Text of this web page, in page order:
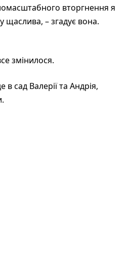
вторгнення я
– згадує вона.
змінилося.
сад Валерії та Андрія,